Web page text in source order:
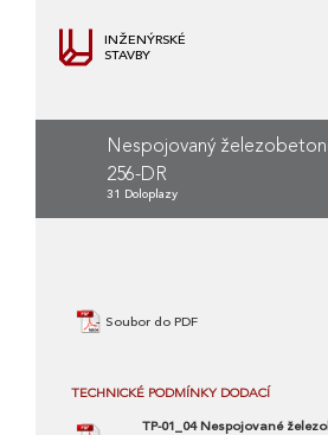
INŽENÝRSKÉ
STAVBY
Nespojovaný
256-DR
31 Doloplazy
Soubor do PDF
TECHNICKÉ PODMÍNKY DODACÍ
TP-01_04 Nespojované